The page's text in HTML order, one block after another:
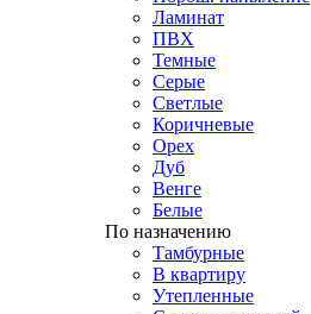
Ламинат
ПВХ
Темные
Серые
Светлые
Коричневые
Орех
Дуб
Венге
Белые
По назначению
Тамбурные
В квартиру
Утепленные